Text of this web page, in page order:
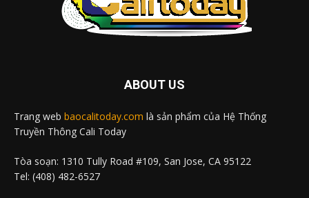
ABOUT US
Trang web baocalitoday.com là sản phẩm của Hệ Thống
Truyền Thông Cali Today
Tòa soạn: 1310 Tully Road #109, San Jose, CA 95122
Tel: (408) 482-6527